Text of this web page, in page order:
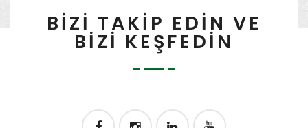
BİZİ TAKİP EDİN VE
BİZİ KEŞFEDİN